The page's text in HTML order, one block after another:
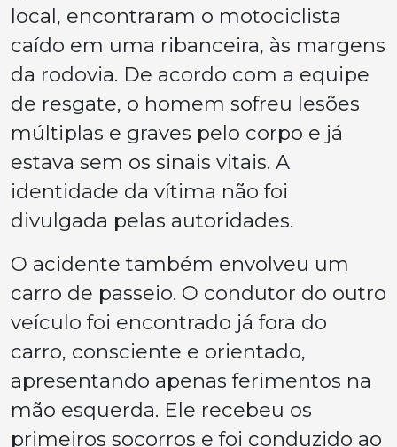
local, encontraram o motociclista
caído em uma ribanceira, às margens
da rodovia. De acordo com a equipe
de resgate, o homem sofreu lesões
múltiplas e graves pelo corpo e já
estava sem os sinais vitais. A
identidade da vítima não foi
divulgada pelas autoridades.
O acidente também envolveu um
carro de passeio. O condutor do outro
veículo foi encontrado já fora do
carro, consciente e orientado,
apresentando apenas ferimentos na
mão esquerda. Ele recebeu os
primeiros socorros e foi conduzido ao